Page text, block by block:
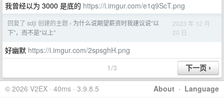
我曾经以为 3000 是底的 https://i.imgur.com/e1q9ScT.png
回复了 sdjl 创建的主题 › 为什么说期望薪资时我建议说“以
下”，而不是“以上”
2023 年 12 月
20 日
好幽默 https://i.imgur.com/2spsghH.png
1/3
About · Language
© 2026 V2EX · 40ms · 3.9.8.5